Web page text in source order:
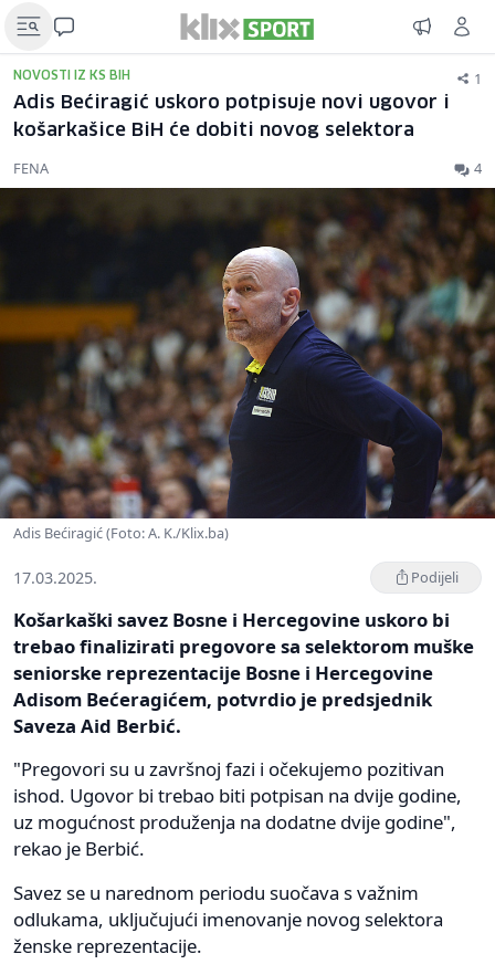
NOVOSTI IZ KS BIH 1
Adis Bećiragić uskoro potpisuje novi ugovor i
košarkašice BiH će dobiti novog selektora
FENA 4
Adis Bećiragić (Foto: A. K./Klix.ba)
17.03.2025. Podijeli
Košarkaški savez Bosne i Hercegovine uskoro bi
trebao finalizirati pregovore sa selektorom muške
seniorske reprezentacije Bosne i Hercegovine
Adisom Bećeragićem, potvrdio je predsjednik
Saveza Aid Berbić.
"Pregovori su u završnoj fazi i očekujemo pozitivan
ishod. Ugovor bi trebao biti potpisan na dvije godine,
uz mogućnost produženja na dodatne dvije godine",
rekao je Berbić.
Savez se u narednom periodu suočava s važnim
odlukama, uključujući imenovanje novog selektora
ženske reprezentacije.